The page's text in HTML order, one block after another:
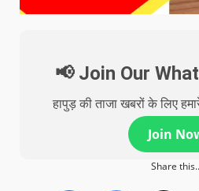
📢 Join Our
हापुड़ की ताजा खबरों के लिए
Join
Share